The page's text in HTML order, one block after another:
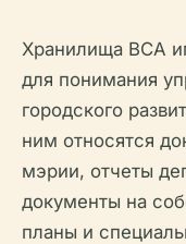
Хранилища BCA
для понимания
городского
ним относятся
мэрии, отчеты
документы на
планы и